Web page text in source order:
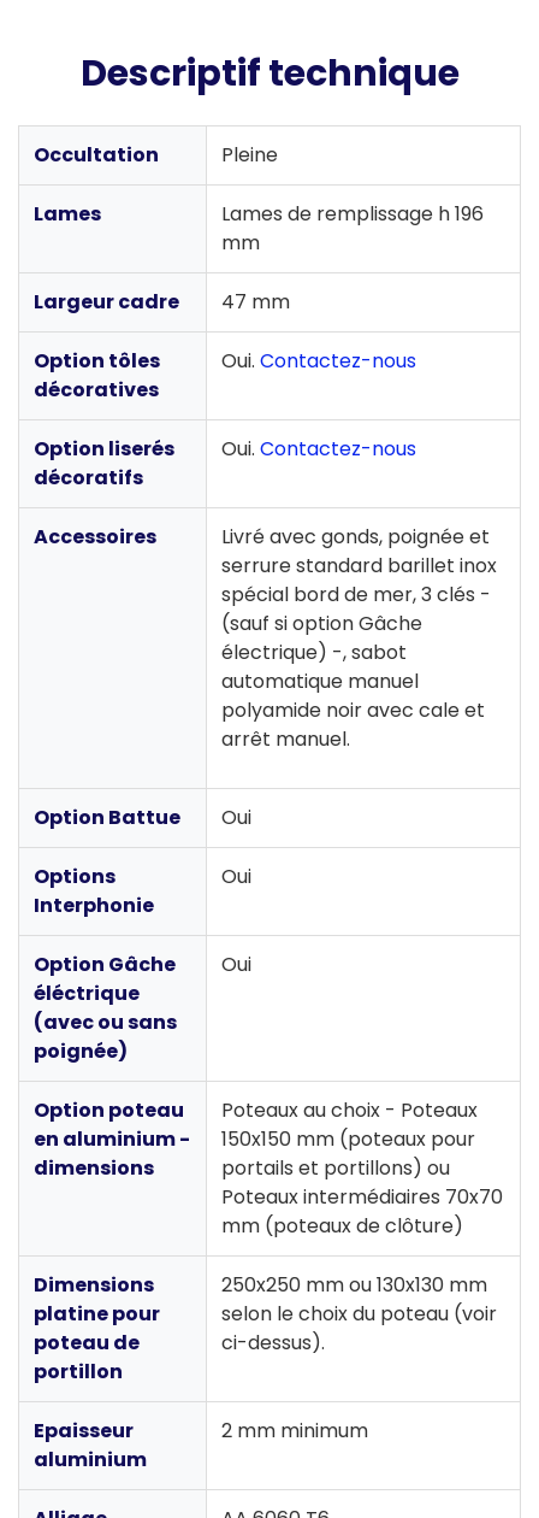
Descriptif technique
Occultation Pleine
Lames
Lames de remplissage h 196
mm
Largeur cadre 47 mm
Option tôles
décoratives
Oui. Contactez-nous
Option liserés
décoratifs
Oui. Contactez-nous
Accessoires
Livré avec gonds, poignée et
serrure standard barillet inox
spécial bord de mer, 3 clés -
(sauf si option Gâche
électrique) -, sabot
automatique manuel
polyamide noir avec cale et
arrêt manuel.
Option Battue Oui
Options
Interphonie
Oui
Option Gâche
éléctrique
(avec ou sans
poignée)
Oui
Option poteau
en aluminium -
dimensions
Poteaux au choix - Poteaux
150x150 mm (poteaux pour
portails et portillons) ou
Poteaux intermédiaires 70x70
mm (poteaux de clôture)
Dimensions
platine pour
poteau de
portillon
250x250 mm ou 130x130 mm
selon le choix du poteau (voir
ci-dessus).
Epaisseur
aluminium
2 mm minimum